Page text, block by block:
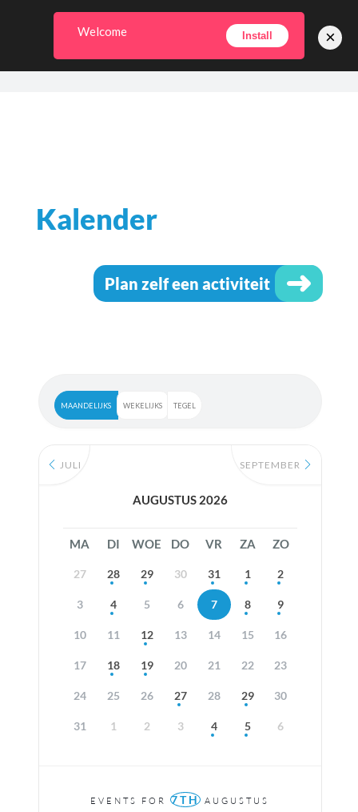
Kalender
Plan zelf een activiteit
MAANDELIJKS WEKELIJKS TEGEL
JULI
AUGUSTUS 2026
SEPTEMBER
MA DI WOE DO VR ZA ZO
27 28 29 30 31 1 2
3 4 5 6 7 8 9
10 11 12 13 14 15 16
17 18 19 20 21 22 23
24 25 26 27 28 29 30
31 1 2 3 4 5 6
EVENTS FOR7TH AUGUSTUS
Welcome Install ×